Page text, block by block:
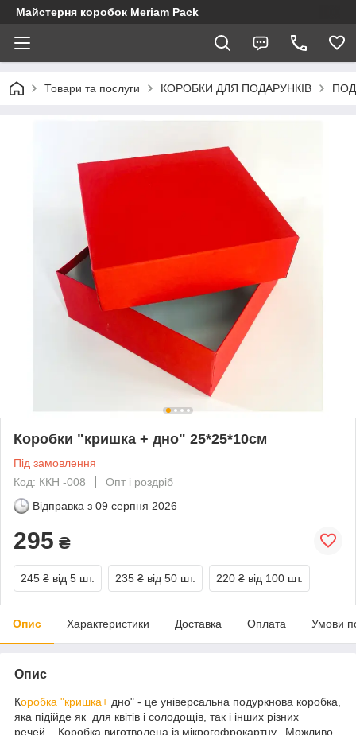
Майстерня коробок Meriam Pack
Товари та послуги КОРОБКИ ДЛЯ ПОДАРУНКІВ
Коробки "кришка + дно" 25*25*10см
Під замовлення
Код: ККН -008
Опт і роздріб
Відправка з 09 серпня 2026
295 ₴
245 ₴ від 5 шт. 235 ₴ від 50 шт. 220 ₴ від 100 шт.
Опис Характеристики Доставка Оплата Умови
Опис
Коробка "кришка+ дно" - це універсальна подуркнова коробка,
яка підійде як для квітів і солодощів, так і інших різних
речей. Коробка виготволена із мікрогофрокартну. Можливо